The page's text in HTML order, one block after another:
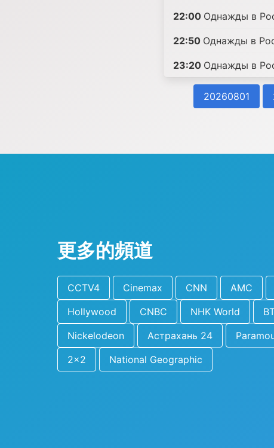
22:00 Однажды в
22:50 Однажды в
23:20 Однажды в
20260801
更多的頻道
CCTV4 Cinemax CNN AMC
Hollywood
CNBC NHK World
Nickelodeon
Астрахань 24
2x2
National Geographic